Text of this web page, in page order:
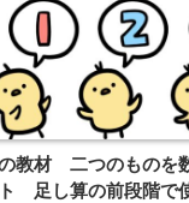
教材 二つのものを
足し算の前段階で